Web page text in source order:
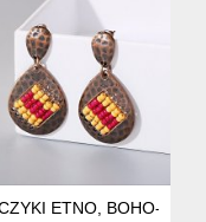
ETNO, BOHO-